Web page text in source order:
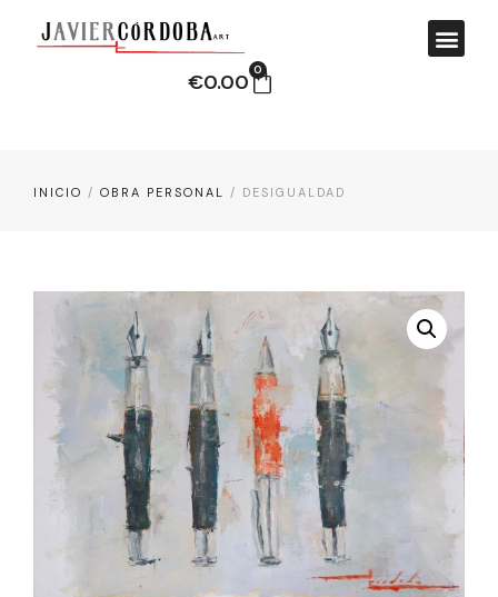
€0.00 0
INICIO / OBRA PERSONAL / DESIGUALDAD